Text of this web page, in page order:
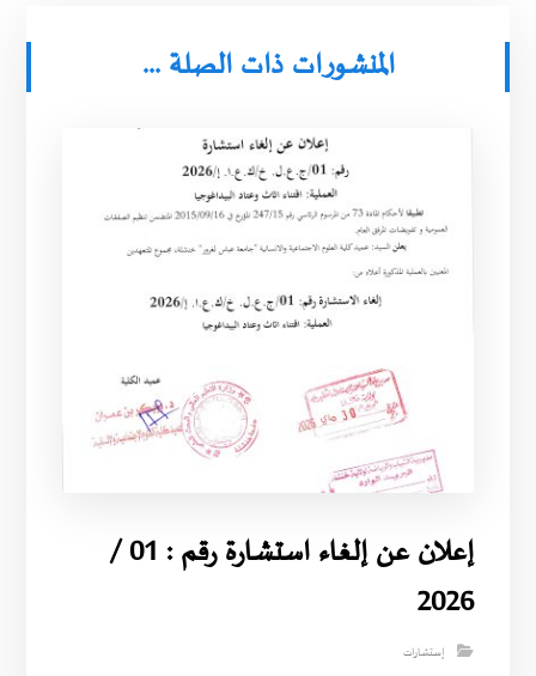
المنشورات ذات الصلة ...
إعلان عن إلغاء استشارة رقم : 01 /
2026
إستشارات